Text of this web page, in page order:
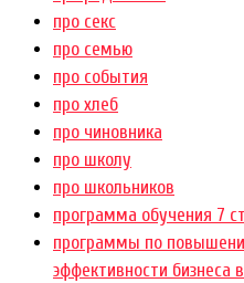
про секс
про семью
про события
про хлеб
про чиновника
про школу
про школьников
программа обучения 7
программы по
эффективности бизнеса